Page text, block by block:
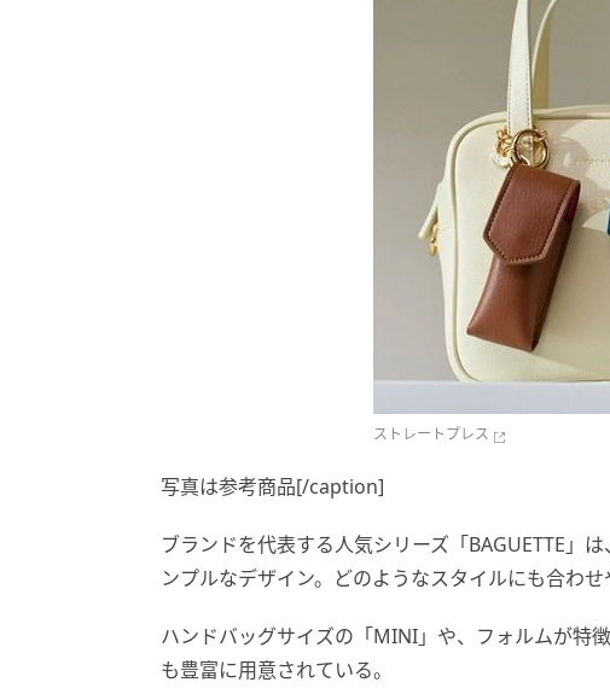
ストレートプレス
写真は参考商品[/caption]
ブランドを代表する人気シリーズ「BAGUETTE」
ンプルなデザイン。どのようなスタイルにも合わせ
ハンドバッグサイズの「MINI」や、フォルムが特
も豊富に用意されている。